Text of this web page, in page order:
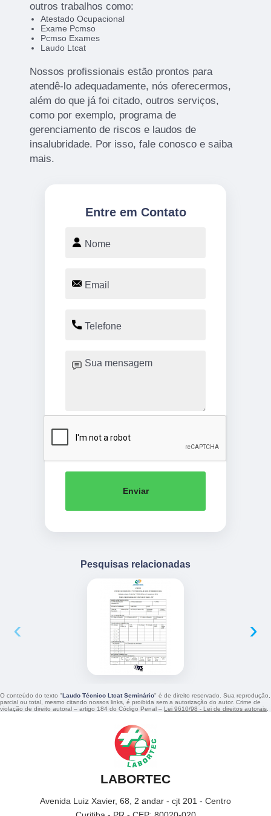
outros trabalhos como:
Atestado Ocupacional
Exame Pcmso
Pcmso Exames
Laudo Ltcat
Nossos profissionais estão prontos para
atendê-lo adequadamente, nós oferecermos,
além do que já foi citado, outros serviços,
como por exemplo, programa de
gerenciamento de riscos e laudos de
insalubridade. Por isso, fale conosco e saiba
mais.
Entre em Contato
Enviar
Pesquisas relacionadas
‹ ›
O conteúdo do texto " Laudo Técnico Ltcat Seminário" é de direito reservado. Sua reprodução,
parcial ou total, mesmo citando nossos links, é proibida sem a autorização do autor. Crime de
violação de direito autoral – artigo 184 do Código Penal – Lei 9610/98 - Lei de direitos autorais.
LABORTEC
Avenida Luiz Xavier, 68, 2 andar - cjt 201 - Centro